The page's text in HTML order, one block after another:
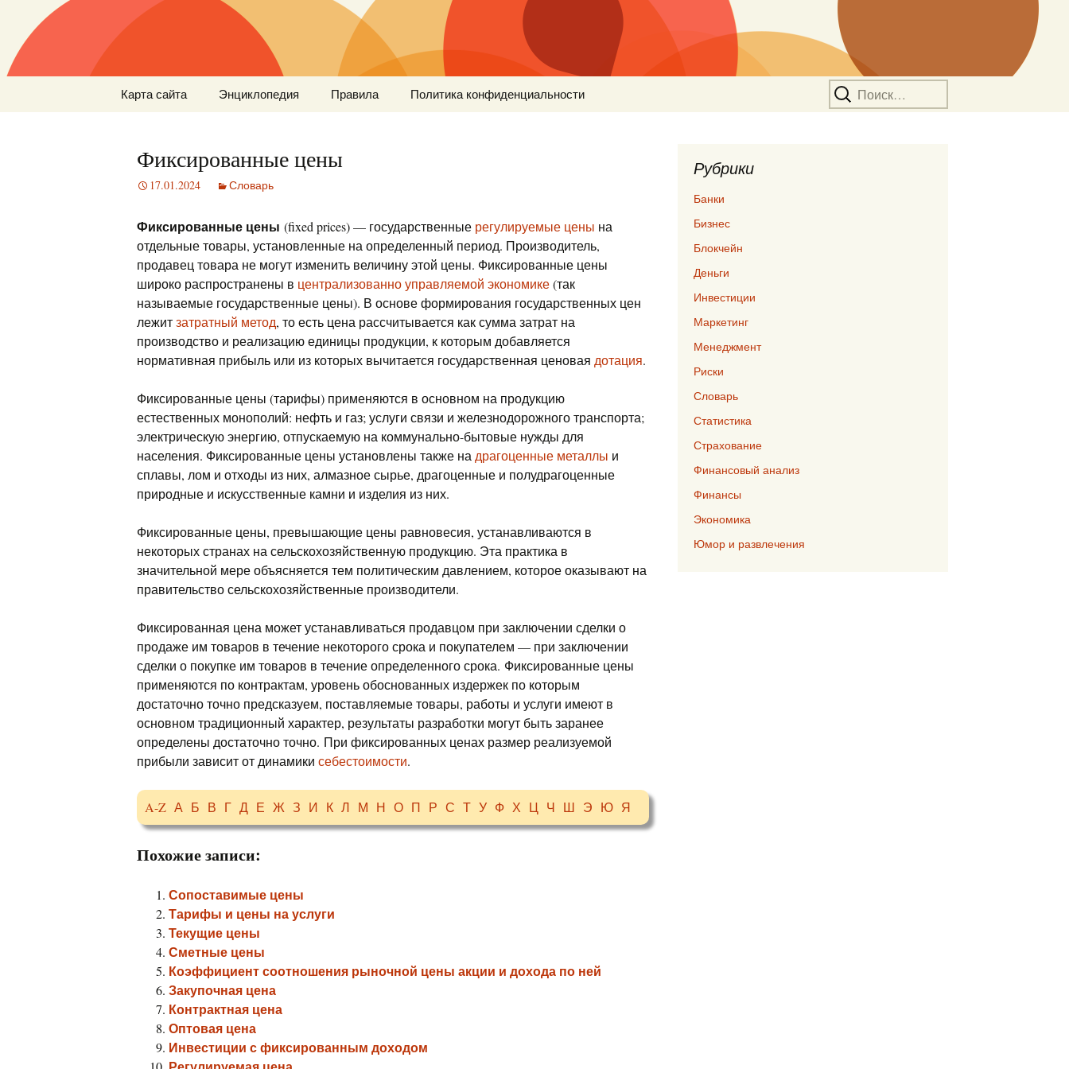
Карта сайта Энциклопедия Правила Политика конфиденциальности Найти:
Фиксированные цены
17.01.2024 Словарь
Фиксированные цены (fixed prices) — государственные регулируемые цены на
отдельные товары, установленные на определенный период. Производитель,
продавец товара не могут изменить величину этой цены. Фиксированные цены
широко распространены в централизованно управляемой экономике(так
называемые государственные цены). В основе формирования государственных цен
лежитзатратный метод, то есть цена рассчитывается как сумма затрат на
производство и реализацию единицы продукции, к которым добавляется
нормативная прибыль или из которых вычитается государственная ценовая дотация.
Фиксированные цены (тарифы) применяются в основном на продукцию
естественных монополий: нефть и газ; услуги связи и железнодорожного транспорта;
электрическую энергию, отпускаемую на коммунально-бытовые нужды для
населения. Фиксированные цены установлены также на драгоценные металлы и
сплавы, лом и отходы из них, алмазное сырье, драгоценные и полудрагоценные
природные и искусственные камни и изделия из них.
Фиксированные цены, превышающие цены равновесия, устанавливаются в
некоторых странах на сельскохозяйственную продукцию. Эта практика в
значительной мере объясняется тем политическим давлением, которое оказывают на
правительство сельскохозяйственные производители.
Фиксированная цена может устанавливаться продавцом при заключении сделки о
продаже им товаров в течение некоторого срока и покупателем — при заключении
сделки о покупке им товаров в течение определенного срока. Фиксированные цены
применяются по контрактам, уровень обоснованных издержек по которым
достаточно точно предсказуем, поставляемые товары, работы и услуги имеют в
основном традиционный характер, результаты разработки могут быть заранее
определены достаточно точно. При фиксированных ценах размер реализуемой
прибыли зависит от динамики себестоимости.
A-Z А Б В Г Д Е Ж З И К Л М Н О П Р С Т У Ф Х Ц Ч Ш Э Ю Я
Похожие записи:
Сопоставимые цены
Тарифы и цены на услуги
Текущие цены
Сметные цены
Коэффициент соотношения рыночной цены акции и дохода по ней
Закупочная цена
Контрактная цена
Оптовая цена
Инвестиции с фиксированным доходом
Рубрики
Банки
Бизнес
Блокчейн
Деньги
Инвестиции
Маркетинг
Менеджмент
Риски
Словарь
Статистика
Страхование
Финансовый анализ
Финансы
Экономика
Юмор и развлечения